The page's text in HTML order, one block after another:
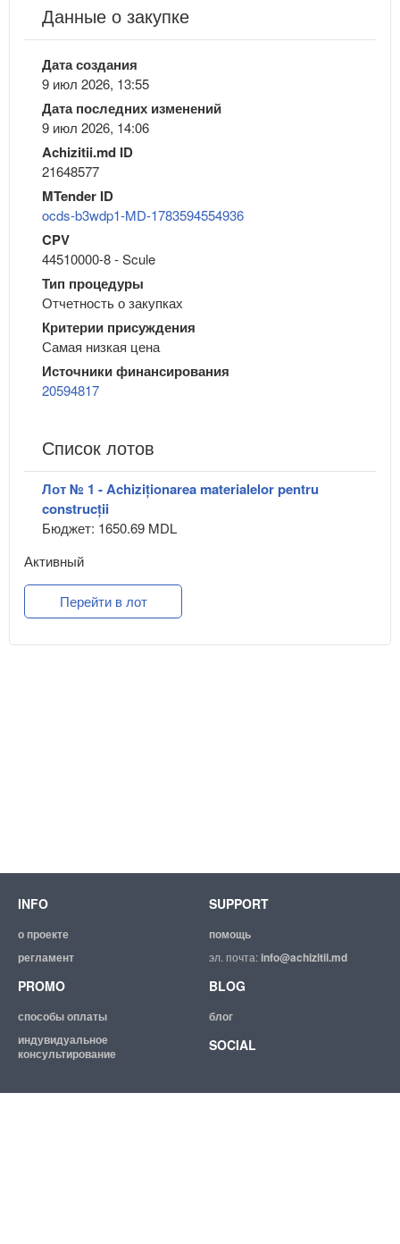
Данные о закупке
Дата создания
9 июл 2026, 13:55
Дата последних изменений
9 июл 2026, 14:06
Achizitii.md ID
21648577
MTender ID
ocds-b3wdp1-MD-1783594554936
CPV
44510000-8 - Scule
Тип процедуры
Отчетность о закупках
Критерии присуждения
Самая низкая цена
Источники финансирования
20594817
Список лотов
Лот № 1 - Achiziționarea materialelor pentru
construcții
Бюджет: 1650.69 MDL
Активный
Перейти в лот
INFO
о проекте
регламент
SUPPORT
помощь
эл. почта:info@achizitii.md
PROMO
способы оплаты
индувидуальное
консультирование
BLOG
блог
SOCIAL